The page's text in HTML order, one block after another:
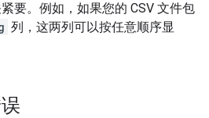
要。例如，如果您的 CSV 文件包
列，这两列可以按任意顺序显